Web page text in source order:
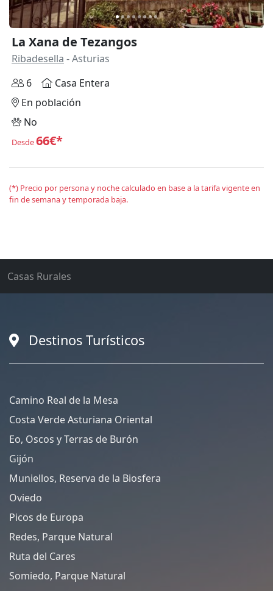
La Xana de Tezangos
Ribadesella - Asturias
6
Casa Entera
En población
No
Desde66€*
(*) Precio por persona y noche calculado en base a la tarifa vigente en
fin de semana y temporada baja.
Casas Rurales
Destinos Turísticos
Camino Real de la Mesa
Costa Verde Asturiana Oriental
Eo, Oscos y Terras de Burón
Gijón
Muniellos, Reserva de la Biosfera
Oviedo
Picos de Europa
Redes, Parque Natural
Ruta del Cares
Somiedo, Parque Natural